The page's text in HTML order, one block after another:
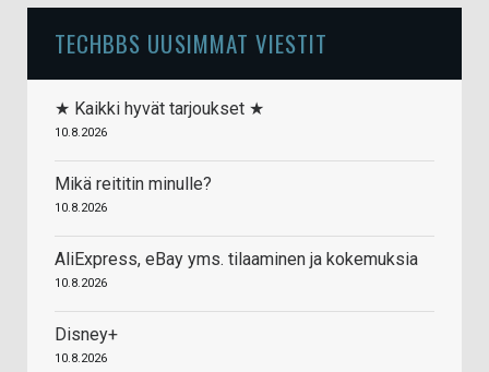
TECHBBS UUSIMMAT VIESTIT
★ Kaikki hyvät tarjoukset ★
10.8.2026
Mikä reititin minulle?
10.8.2026
AliExpress, eBay yms. tilaaminen ja kokemuksia
10.8.2026
Disney+
10.8.2026